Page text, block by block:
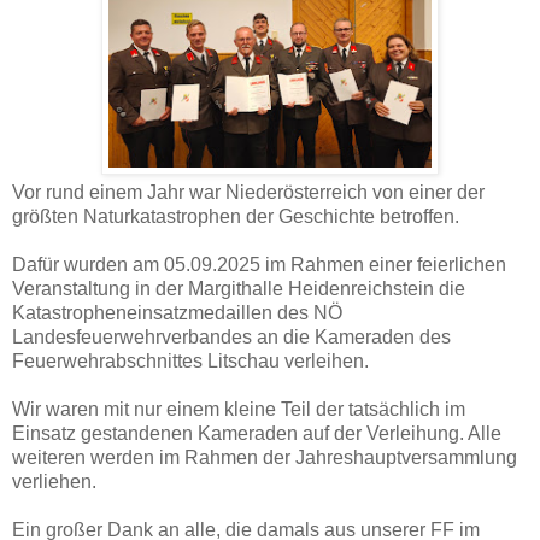
Vor rund einem Jahr war Niederösterreich von einer der
größten Naturkatastrophen der Geschichte betroffen.
Dafür wurden am 05.09.2025 im Rahmen einer feierlichen
Veranstaltung in der Margithalle Heidenreichstein die
Katastropheneinsatzmedaillen des NÖ
Landesfeuerwehrverbandes an die Kameraden des
Feuerwehrabschnittes Litschau verleihen.
Wir waren mit nur einem kleine Teil der tatsächlich im
Einsatz gestandenen Kameraden auf der Verleihung. Alle
weiteren werden im Rahmen der Jahreshauptversammlung
verliehen.
Ein großer Dank an alle, die damals aus unserer FF im